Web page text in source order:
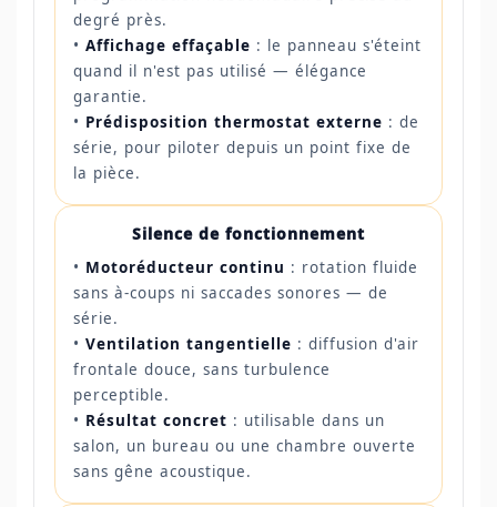
degré près.
• Affichage effaçable : le panneau s'éteint
quand il n'est pas utilisé — élégance
garantie.
• Prédisposition thermostat externe : de
série, pour piloter depuis un point fixe de
la pièce.
Silence de fonctionnement
• Motoréducteur continu : rotation fluide
sans à-coups ni saccades sonores — de
série.
• Ventilation tangentielle : diffusion d'air
frontale douce, sans turbulence
perceptible.
• Résultat concret : utilisable dans un
salon, un bureau ou une chambre ouverte
sans gêne acoustique.